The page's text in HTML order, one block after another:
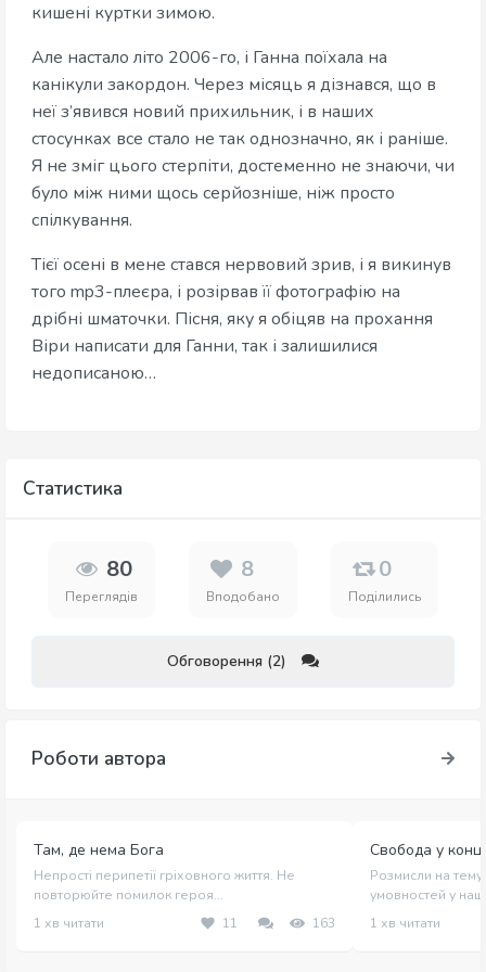
кишені куртки зимою.
Але настало літо 2006-го, і Ганна поїхала на
канікули закордон. Через місяць я дізнався, що в
неї з’явився новий прихильник, і в наших
стосунках все стало не так однозначно, як і раніше.
Я не зміг цього стерпіти, достеменно не знаючи, чи
було між ними щось серйозніше, ніж просто
спілкування.
Тієї осені в мене стався нервовий зрив, і я викинув
того mp3-плеєра, і розірвав її фотографію на
дрібні шматочки. Пісня, яку я обіцяв на прохання
Віри написати для Ганни, так і залишилися
недописаною…
Статистика
80
Переглядів
8
Вподобано
0
Поділились
Обговорення (2)
Роботи автора
Там, де нема Бога
Непрості перипетії гріховного життя. Не
повторюйте помилок героя...
1 хв читати
11 163
Свобода у
Розмисли на тему
умовностей у
1 хв читати